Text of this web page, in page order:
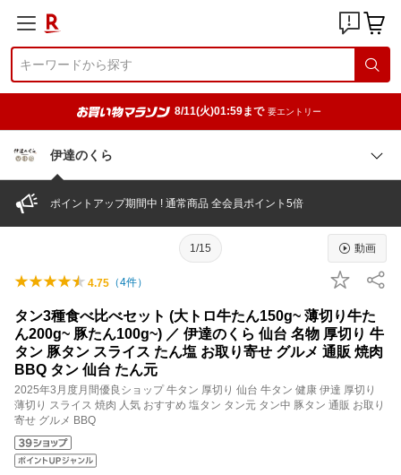
8/11(火)01:59まで 要エントリー
伊達のくら
ポイントアップ期間中 ! 通常商品 全会員ポイント5倍
1/15 動画
4.75 （4件）
タン3種食べ比べセット (大トロ牛たん150g~ 薄切り牛た
ん200g~ 豚たん100g~) ／ 伊達のくら 仙台 名物 厚切り 牛
タン 豚タン スライス たん塩 お取り寄せ グルメ 通販 焼肉
BBQ タン 仙台 たん元
2025年3月度月間優良ショップ 牛タン 厚切り 仙台 牛タン 健康 伊達 厚切り
薄切り スライス 焼肉 人気 おすすめ 塩タン タン元 タン中 豚タン 通販 お取り
寄せ グルメ BBQ